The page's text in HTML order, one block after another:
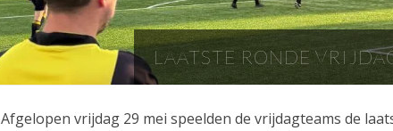
LAATSTE RONDE
Afgelopen vrijdag 29 mei speelden de vrijdagteams de